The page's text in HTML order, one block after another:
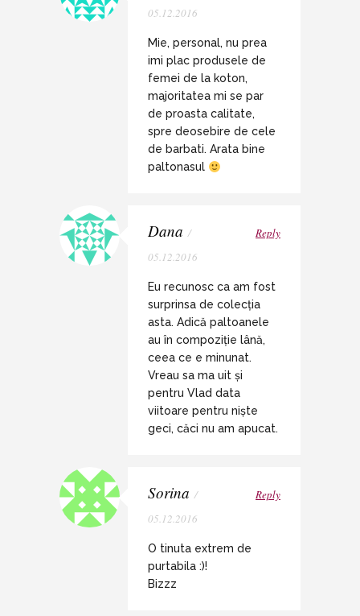
05.12.2016
Mie, personal, nu prea
imi plac produsele de
femei de la koton,
majoritatea mi se par
de proasta calitate,
spre deosebire de cele
de barbati. Arata bine
paltonasul
Dana /
05.12.2016
Reply
Eu recunosc ca am fost
surprinsa de colecția
asta. Adică paltoanele
au în compoziție lână,
ceea ce e minunat.
Vreau sa ma uit și
pentru Vlad data
viitoare pentru niște
geci, căci nu am apucat.
Sorina /
05.12.2016
Reply
O tinuta extrem de
purtabila :)!
Bizzz